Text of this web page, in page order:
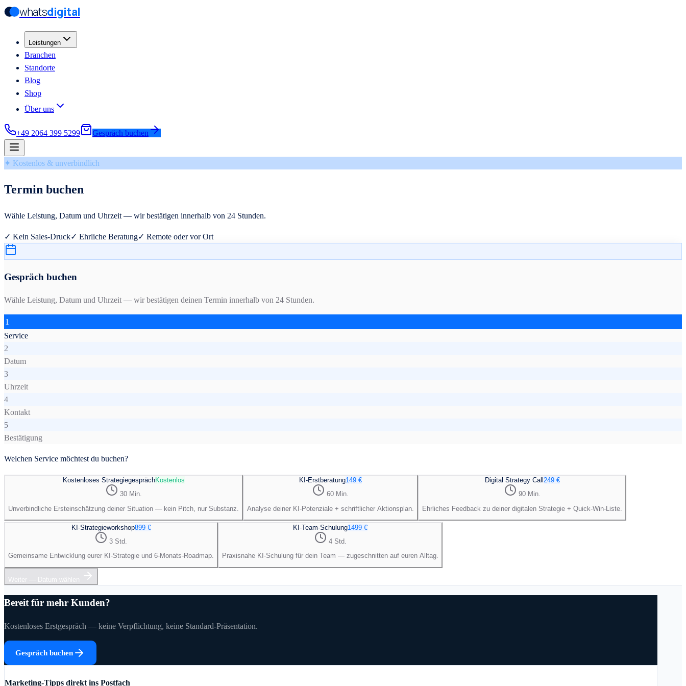
Zum Hauptinhalt springen
Zum Hauptinhalt springen
whatsdigital
Leistungen
Branchen
Standorte
Blog
Shop
Über uns
+49 2064 399 5299 Gespräch buchen
✦ Kostenlos & unverbindlich
Termin buchen
Wähle Leistung, Datum und Uhrzeit — wir bestätigen innerhalb von 24 Stunden.
✓ Kein Sales-Druck✓ Ehrliche Beratung✓ Remote oder vor Ort
Gespräch buchen
Wähle Leistung, Datum und Uhrzeit — wir bestätigen deinen Termin innerhalb von 24 Stunden.
1
Service
2
Datum
3
Uhrzeit
4
Kontakt
5
Bestätigung
Welchen Service möchtest du buchen?
Kostenloses StrategiegesprächKostenlos
30 Min.
Unverbindliche Ersteinschätzung deiner Situation — kein Pitch, nur Substanz.
KI-Erstberatung149 €
60 Min.
Analyse deiner KI-Potenziale + schriftlicher Aktionsplan.
Digital Strategy Call 249 €
90 Min.
Ehrliches Feedback zu deiner digitalen Strategie + Quick-Win-Liste.
KI-Strategieworkshop899 €
3 Std.
Gemeinsame Entwicklung eurer KI-Strategie und 6-Monats-Roadmap.
KI-Team-Schulung1499 €
4 Std.
Praxisnahe KI-Schulung für dein Team — zugeschnitten auf euren Alltag.
Weiter — Datum wählen
Bereit für mehr Kunden?
Kostenloses Erstgespräch — keine Verpflichtung, keine Standard-Präsentation.
Gespräch buchen
Marketing-Tipps direkt ins Postfach